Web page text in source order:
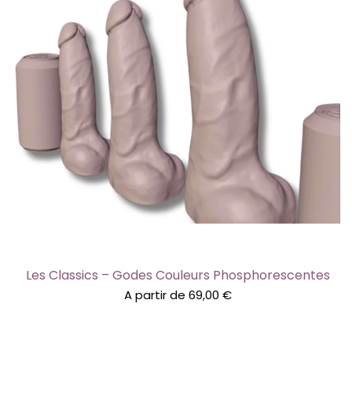
Les Classics – Godes Couleurs Phosphorescentes
A partir de 69,00 €